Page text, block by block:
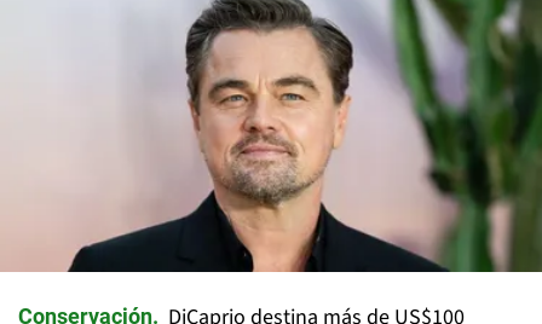
Conservación DiCaprio destina más de US$100